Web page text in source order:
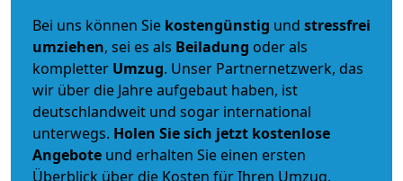
Bei uns können Sie kostengünstig und stressfrei
umziehen, sei es als Beiladung oder als
kompletter Umzug. Unser Partnernetzwerk, das
wir über die Jahre aufgebaut haben, ist
deutschlandweit und sogar international
unterwegs. Holen Sie sich jetzt kostenlose
Angebote und erhalten Sie einen ersten
Überblick über die Kosten für Ihren Umzug.